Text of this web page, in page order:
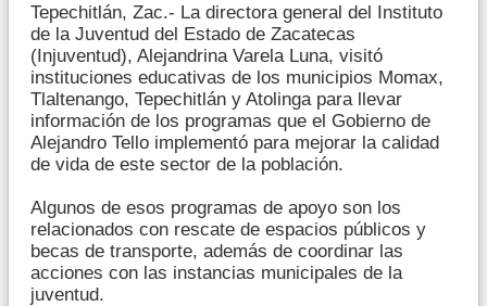
Tepechitlán, Zac.- La directora general del Instituto
de la Juventud del Estado de Zacatecas
(Injuventud), Alejandrina Varela Luna, visitó
instituciones educativas de los municipios Momax,
Tlaltenango, Tepechitlán y Atolinga para llevar
información de los programas que el Gobierno de
Alejandro Tello implementó para mejorar la calidad
de vida de este sector de la población.
Algunos de esos programas de apoyo son los
relacionados con rescate de espacios públicos y
becas de transporte, además de coordinar las
acciones con las instancias municipales de la
juventud.